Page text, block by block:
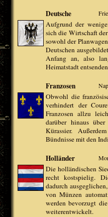
Deutsche
Aufgrund der
sich die Wirtschaft
sowohl der
Deutschen
Anfang an, also
Heimatstadt
Franzosen
Obwohl die
verhindert der
Franzosen allzu
darüber hinaus
Kürassier.
Bündnisse mit den
Holländer
Die holländischen
recht kostspielig.
dadurch
von Münzen
werden bevorzugt
weiterentwickelt.